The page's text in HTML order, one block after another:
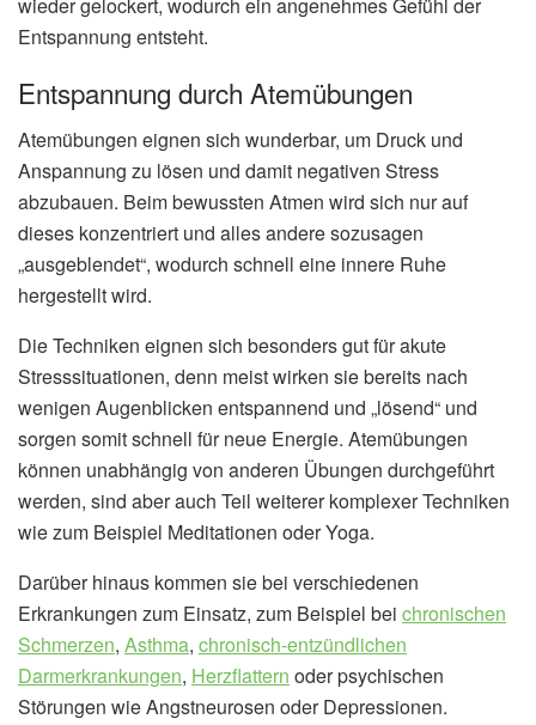
Entspannung entsteht.
Entspannung durch Atemübungen
Atemübungen eignen sich wunderbar, um Druck und
Anspannung zu lösen und damit negativen Stress
abzubauen. Beim bewussten Atmen wird sich nur auf
dieses konzentriert und alles andere sozusagen
„ausgeblendet“, wodurch schnell eine innere Ruhe
hergestellt wird.
Die Techniken eignen sich besonders gut für akute
Stresssituationen, denn meist wirken sie bereits nach
wenigen Augenblicken entspannend und „lösend“ und
sorgen somit schnell für neue Energie. Atemübungen
können unabhängig von anderen Übungen durchgeführt
werden, sind aber auch Teil weiterer komplexer Techniken
wie zum Beispiel Meditationen oder Yoga.
Darüber hinaus kommen sie bei verschiedenen
Erkrankungen zum Einsatz, zum Beispiel bei chronischen
Schmerzen, Asthma, chronisch-entzündlichen
Darmerkrankungen, Herzflattern oder psychischen
Störungen wie Angstneurosen oder Depressionen.